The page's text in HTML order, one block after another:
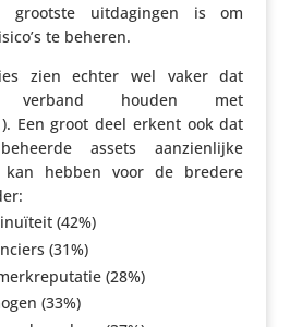
uitda­gingen is om
te beheren.
zien echter wel vaker dat
verband houden met
). Een groot deel erkent ook dat
assets aanzien­lijke
kan hebben voor de bredere
(42%)
(31%)
(28%)
(33%)